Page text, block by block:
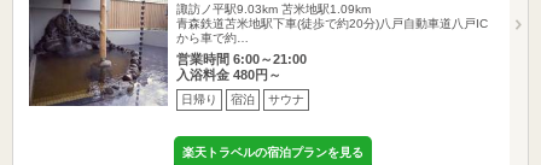
諏訪ノ平駅9.03km 苫米地駅1.09km
青森鉄道苫米地駅下車(徒歩で約20分)八戸自動車道八戸IC
から車で約…
営業時間 6:00～21:00
入浴料金 480円～
日帰り 宿泊 サウナ
楽天トラベルの宿泊プランを見る